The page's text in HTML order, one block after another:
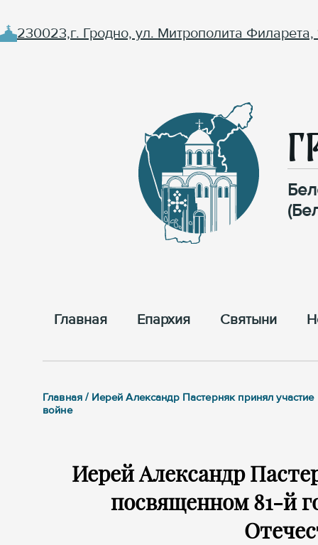
230023,г. Гродно, ул. Митрополита Филарета,
Главная Епархия Cвятыни
Главная / Иерей Александр Пастерняк принял
войне
Иерей Александр
посвященном 81-й